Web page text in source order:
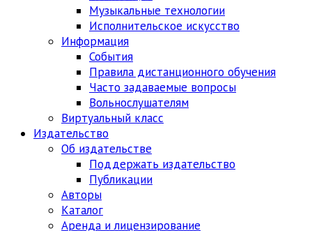
Музыкальные технологии
Исполнительское искусство
Информация
События
Правила дистанционного обучения
Часто задаваемые вопросы
Вольнослушателям
Виртуальный класс
Издательство
Об издательстве
Поддержать издательство
Публикации
Авторы
Каталог
Аренда и лицензирование